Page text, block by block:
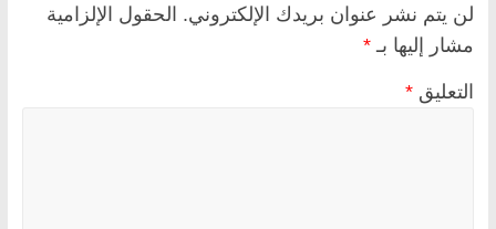
لن يتم نشر عنوان بريدك الإلكتروني. الحقول الإلزامية
مشار إليها بـ *
التعليق *